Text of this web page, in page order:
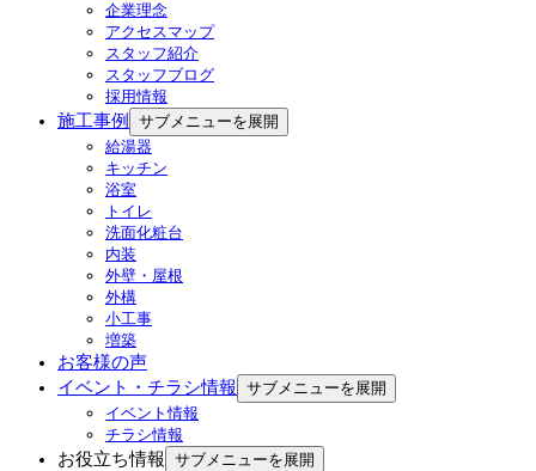
企業理念
アクセスマップ
スタッフ紹介
スタッフブログ
採用情報
施工事例
サブメニューを展開
給湯器
キッチン
浴室
トイレ
洗面化粧台
内装
外壁・屋根
外構
小工事
増築
お客様の声
イベント・チラシ情報 サブメニューを展開
イベント情報
チラシ情報
お役立ち情報 サブメニューを展開